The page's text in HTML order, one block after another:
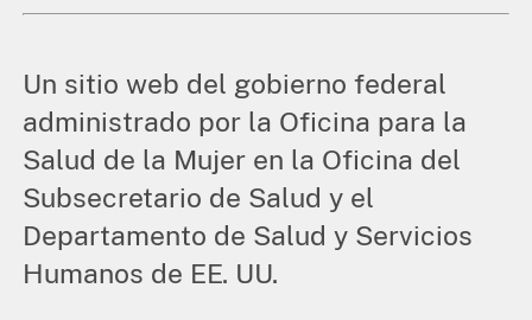
Un sitio web del gobierno federal
administrado por la Oficina para la
Salud de la Mujer en la Oficina del
Subsecretario de Salud y el
Departamento de Salud y Servicios
Humanos de EE. UU.